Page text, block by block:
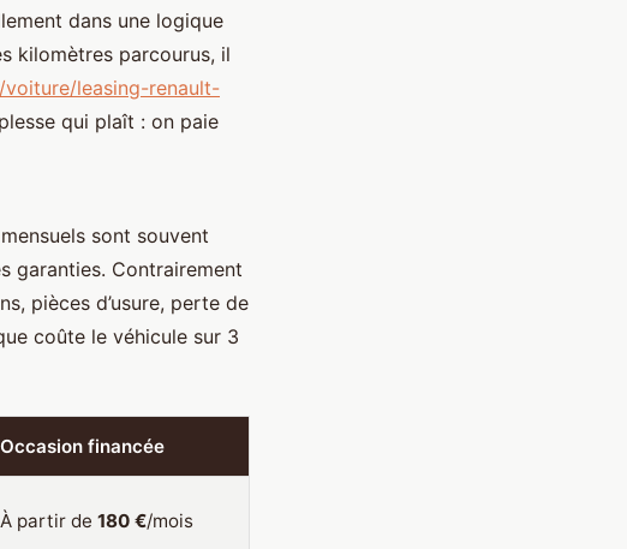
dans une logique
kilomètres parcourus, il
leasing-renault-
qui plaît : on paie
sont souvent
garanties. Contrairement
pièces d’usure, perte de
coûte le véhicule sur 3
Occasion financée
À partir de 180 €/mois